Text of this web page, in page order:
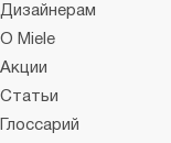
Дизайнерам
О Miele
Акции
Статьи
Глоссарий